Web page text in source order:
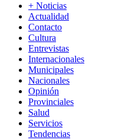
+ Noticias
Actualidad
Contacto
Cultura
Entrevistas
Internacionales
Municipales
Nacionales
Opinión
Provinciales
Salud
Servicios
Tendencias